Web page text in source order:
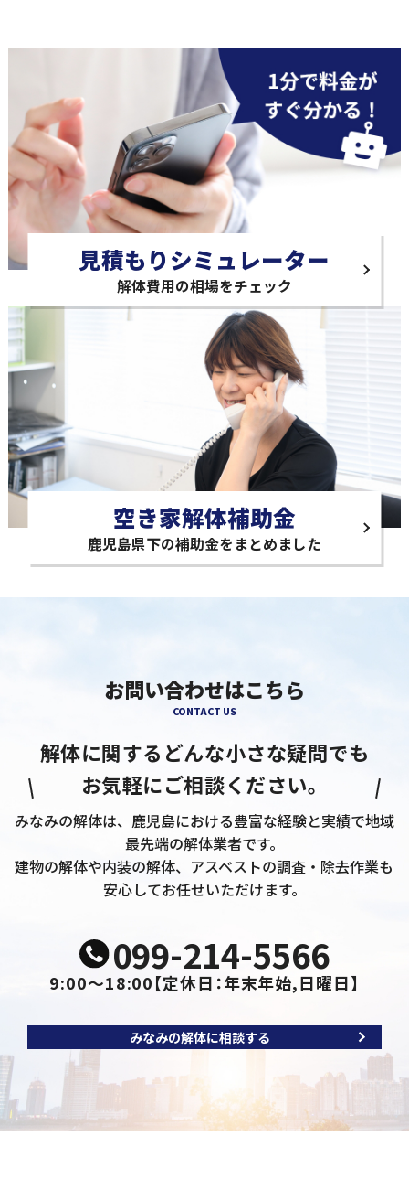
見積もりシミュレーター
解体費用の相場をチェック
空き家解体補助金
鹿児島県下の補助金をまとめました
お問い合わせはこちら
CONTACT US
解体に関するどんな小さな疑問でも
お気軽にご相談ください。
みなみの解体は、鹿児島における豊富な経験と実績で地域
最先端の解体業者です。
建物の解体や内装の解体、アスベストの調査・除去作業も
安心してお任せいただけます。
099-214-5566
9:00～18:00【定休日：年末年始,日曜日】
みなみの解体に相談する